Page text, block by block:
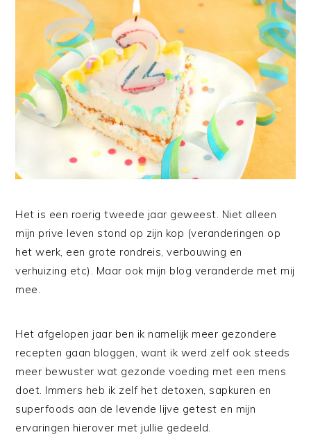
Het is een roerig tweede jaar geweest. Niet alleen
mijn prive leven stond op zijn kop (veranderingen op
het werk, een grote rondreis, verbouwing en
verhuizing etc). Maar ook mijn blog veranderde met mij
mee.
Het afgelopen jaar ben ik namelijk meer gezondere
recepten gaan bloggen, want ik werd zelf ook steeds
meer bewuster wat gezonde voeding met een mens
doet. Immers heb ik zelf het detoxen, sapkuren en
superfoods aan de levende lijve getest en mijn
ervaringen hierover met jullie gedeeld.